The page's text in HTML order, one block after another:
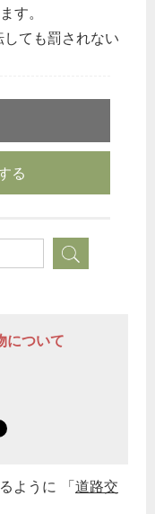
す。
ても罰されない
る
について
ように 「道路交